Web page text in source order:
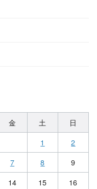
金 土
日
1
2
7 8
9
14 15
16